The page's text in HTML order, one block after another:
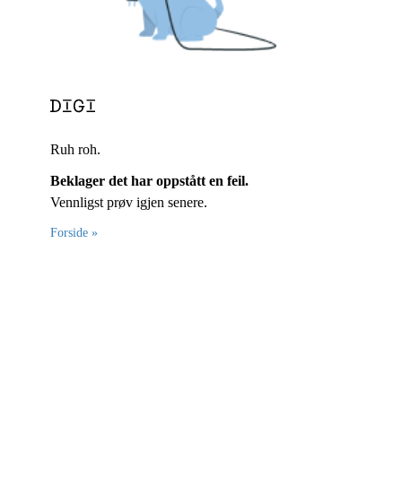
Ruh roh.
Beklager det har oppstått en feil.
Vennligst prøv igjen senere.
Forside »